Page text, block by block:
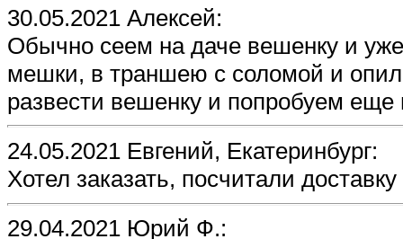
30.05.2021 Алексей:
Обычно сеем на даче вешенку и
мешки, в траншею с соломой и
развести вешенку и попробуем еще
24.05.2021 Евгений, Екатеринбург:
Хотел заказать, посчитали
29.04.2021 Юрий Ф.: